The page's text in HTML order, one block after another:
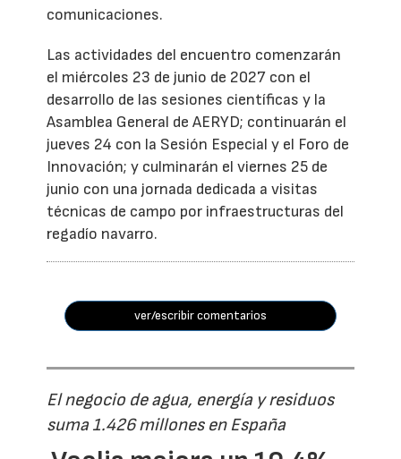
comunicaciones.
Las actividades del encuentro comenzarán
el miércoles 23 de junio de 2027 con el
desarrollo de las sesiones científicas y la
Asamblea General de AERYD; continuarán el
jueves 24 con la Sesión Especial y el Foro de
Innovación; y culminarán el viernes 25 de
junio con una jornada dedicada a visitas
técnicas de campo por infraestructuras del
regadío navarro.
ver/escribir comentarios
El negocio de agua, energía y residuos
suma 1.426 millones en España